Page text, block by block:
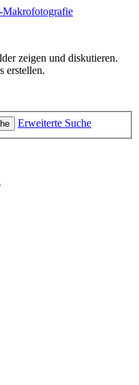
zeigen und diskutieren.
erstellen.
Erweiterte Suche